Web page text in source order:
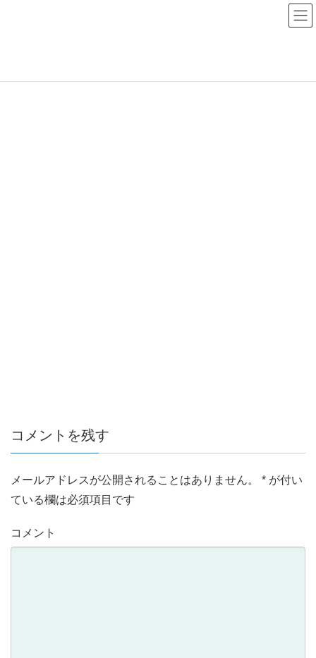
コメントを残す
メールアドレスが公開されることはありません。 * が付い
ている欄は必須項目です
コメント